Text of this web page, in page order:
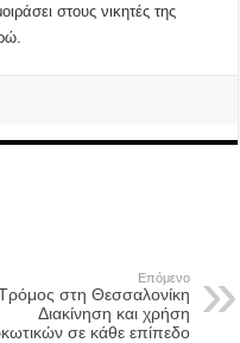
στους νικητές της
Επόμενο
στη Θεσσαλονίκη
Διακίνηση και χρήση
σε κάθε επίπεδο